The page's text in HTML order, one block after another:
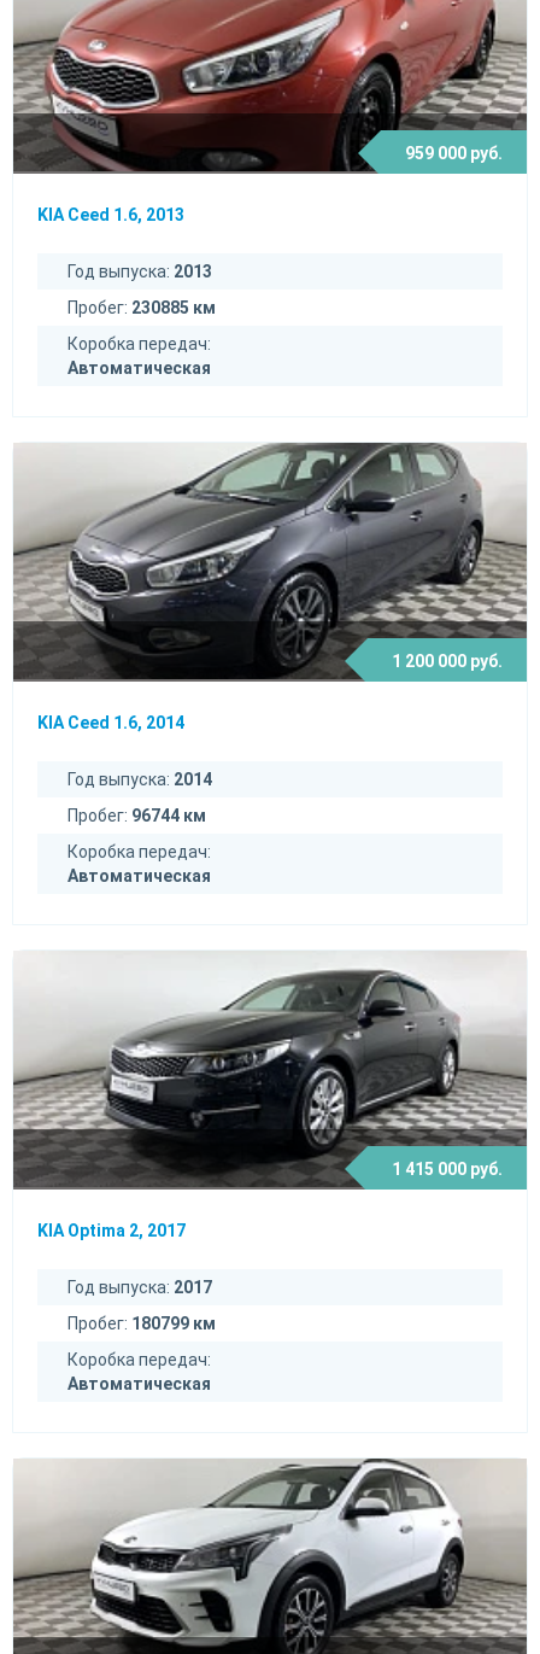
959 000 руб.
KIA Ceed 1.6, 2013
Год выпуска: 2013
Пробег: 230885 км
Коробка передач:
Автоматическая
1 200 000 руб.
KIA Ceed 1.6, 2014
Год выпуска: 2014
Пробег: 96744 км
Коробка передач:
Автоматическая
1 415 000 руб.
KIA Optima 2, 2017
Год выпуска: 2017
Пробег: 180799 км
Коробка передач:
Автоматическая